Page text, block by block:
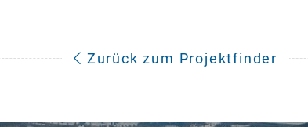
Zurück zum Projektfinder